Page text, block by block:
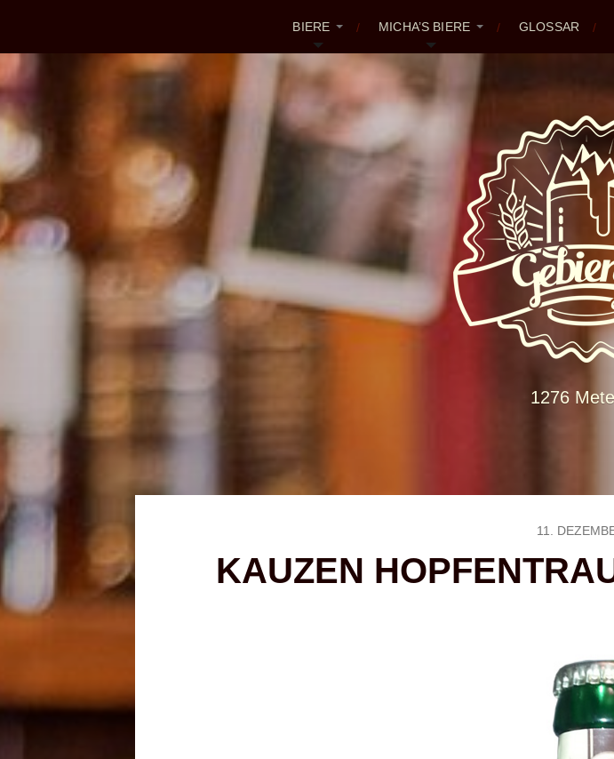
BIERE MICHA’S BIERE GLOSSAR
1276
11.
KAUZEN